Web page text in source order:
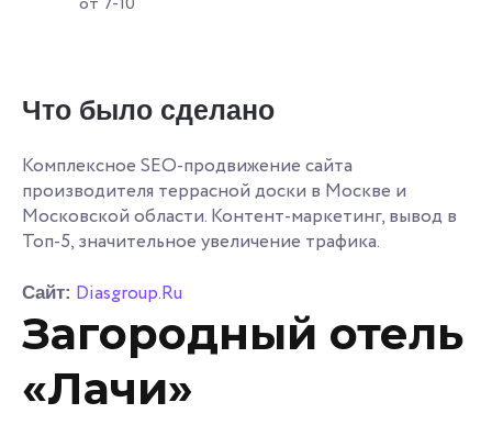
Что было сделано
Комплексное SEO-продвижение сайта
производителя террасной доски в Москве и
Московской области. Контент-маркетинг, вывод в
Топ-5, значительное увеличение трафика.
Сайт: Diasgroup.Ru
Загородный отель
«Лачи»